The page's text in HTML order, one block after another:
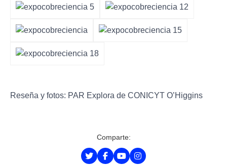
Reseña y fotos: PAR Explora de CONICYT O’Higgins
Comparte: